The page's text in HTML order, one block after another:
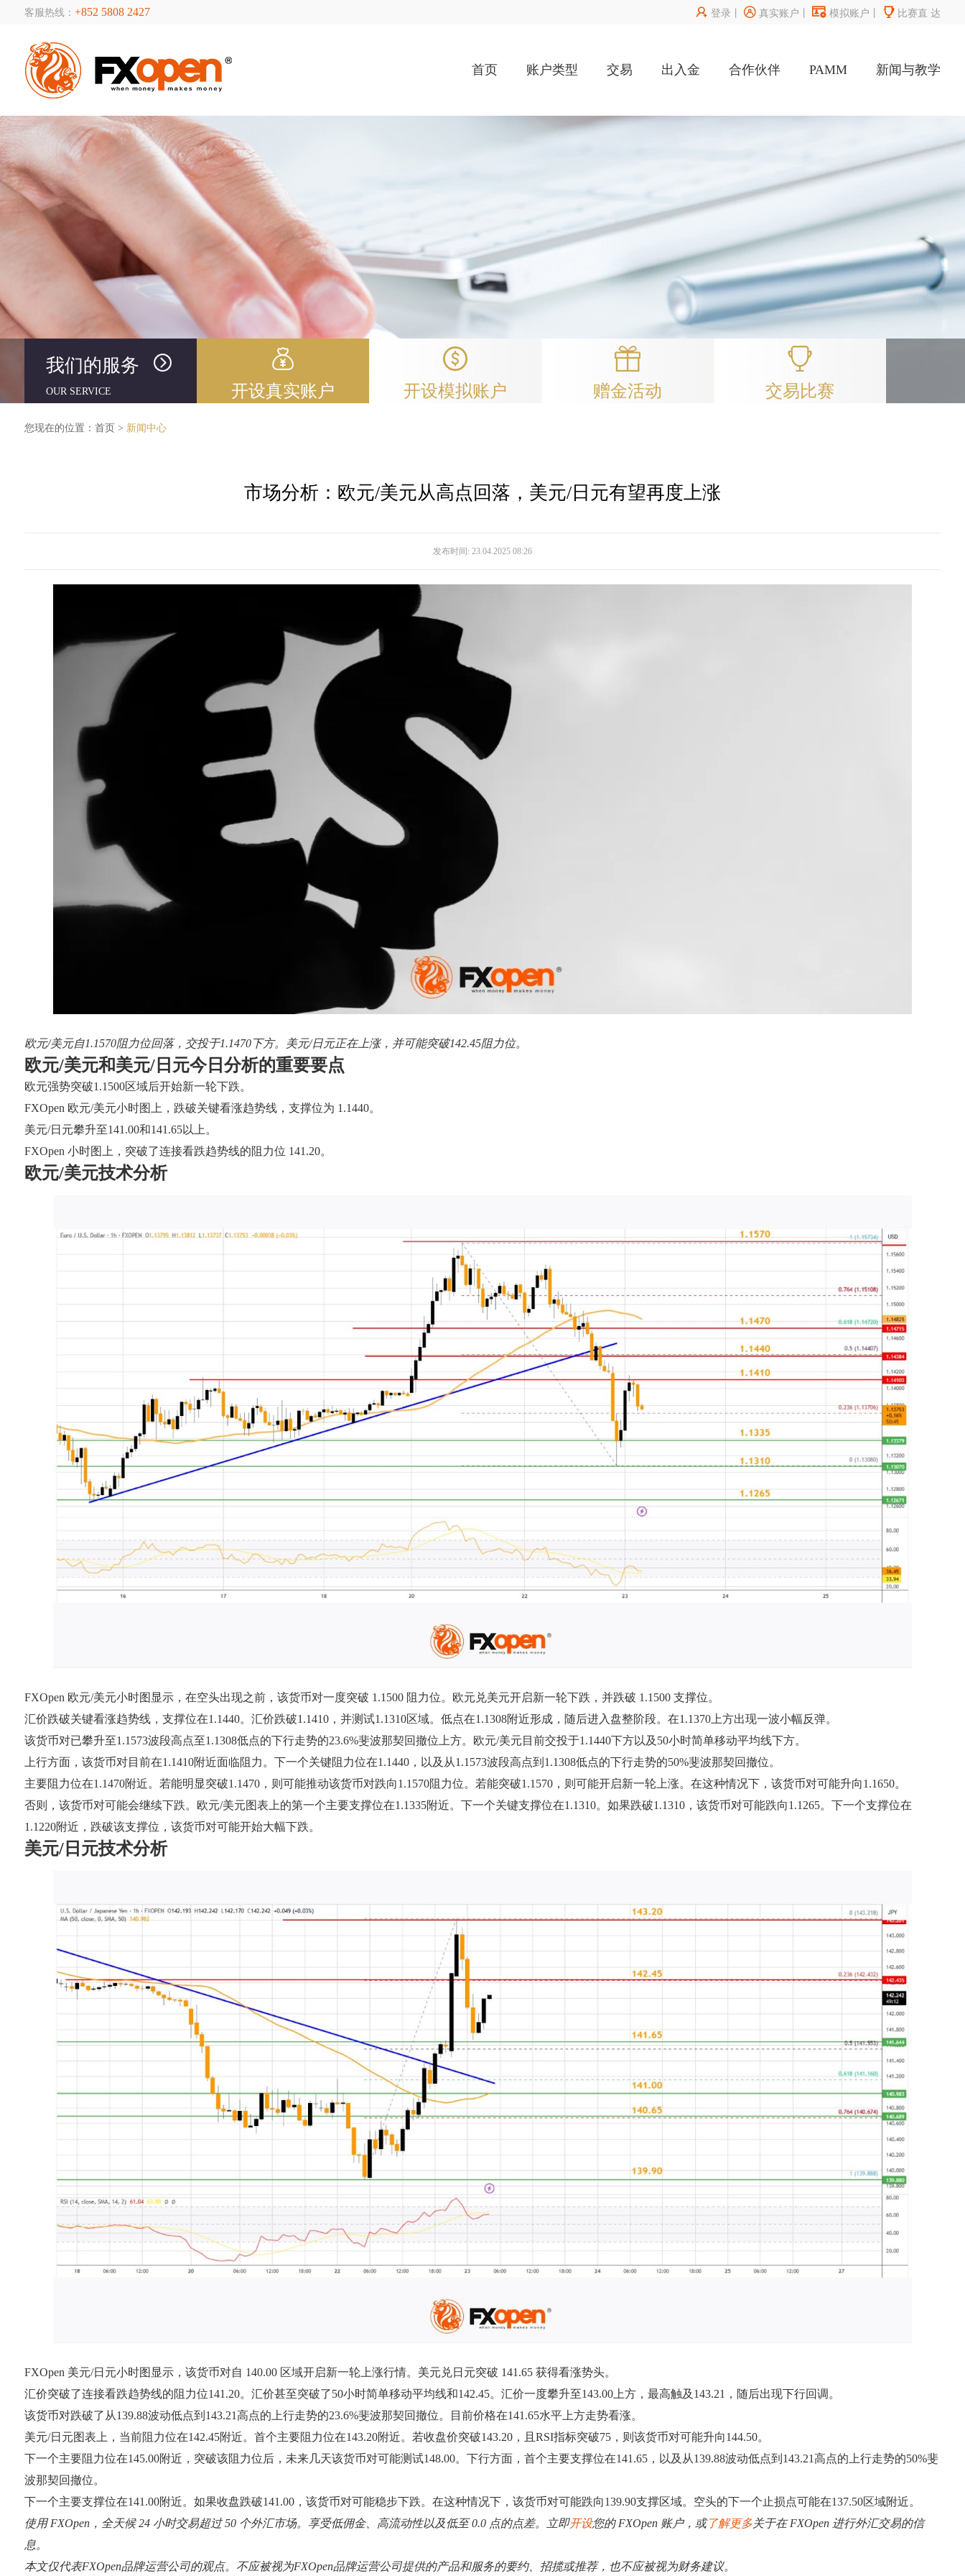
客服热线： +852 5808 2427  登录 丨 真实账户  模拟账户  比赛直 达
首页 账户类型 交易 出入金 合作伙伴 PAMM 新闻与教学
我们的服务
OUR SERVICE 开设真实账户 开设模拟账户 赠金活动 交易比赛
您现在的位置： 首页 > 新闻中心
市场分析：欧元/美元从高点回落，美元/日元有望再度上涨
发布时间: 23.04.2025 08:26
欧元/美元自1.1570阻力位回落，交投于1.1470下方。美元/日元正在上涨，并可能突破142.45阻力位。
欧元/美元和美元/日元今日分析的重要要点
欧元强势突破1.1500区域后开始新一轮下跌。
FXOpen 欧元/美元小时图上，跌破关键看涨趋势线，支撑位为 1.1440。
美元/日元攀升至141.00和141.65以上。
FXOpen 小时图上，突破了连接看跌趋势线的阻力位 141.20。
欧元/美元技术分析
FXOpen 欧元/美元小时图显示，在空头出现之前，该货币对一度突破 1.1500 阻力位。欧元兑美元开启新一轮下跌，并跌破 1.1500 支撑位。
汇价跌破关键看涨趋势线，支撑位在1.1440。汇价跌破1.1410，并测试1.1310区域。低点在1.1308附近形成，随后进入盘整阶段。在1.1370上方出现一波小幅反弹。
该货币对已攀升至1.1573波段高点至1.1308低点的下行走势的23.6%斐波那契回撤位上方。欧元/美元目前交投于1.1440下方以及50小时简单移动平均线下方。
上行方面，该货币对目前在1.1410附近面临阻力。下一个关键阻力位在1.1440，以及从1.1573波段高点到1.1308低点的下行走势的50%斐波那契回撤位。
主要阻力位在1.1470附近。若能明显突破1.1470，则可能推动该货币对跌向1.1570阻力位。若能突破1.1570，则可能开启新一轮上涨。在这种情况下，该货币对可能升向1.1650。
否则，该货币对可能会继续下跌。欧元/美元图表上的第一个主要支撑位在1.1335附近。下一个关键支撑位在1.1310。如果跌破1.1310，该货币对可能跌向1.1265。下一个支撑位在
1.1220附近，跌破该支撑位，该货币对可能开始大幅下跌。
美元/日元技术分析
FXOpen 美元/日元小时图显示，该货币对自 140.00 区域开启新一轮上涨行情。美元兑日元突破 141.65 获得看涨势头。
汇价突破了连接看跌趋势线的阻力位141.20。汇价甚至突破了50小时简单移动平均线和142.45。汇价一度攀升至143.00上方，最高触及143.21，随后出现下行回调。
该货币对跌破了从139.88波动低点到143.21高点的上行走势的23.6%斐波那契回撤位。目前价格在141.65水平上方走势看涨。
美元/日元图表上，当前阻力位在142.45附近。首个主要阻力位在143.20附近。若收盘价突破143.20，且RSI指标突破75，则该货币对可能升向144.50。
下一个主要阻力位在145.00附近，突破该阻力位后，未来几天该货币对可能测试148.00。下行方面，首个主要支撑位在141.65，以及从139.88波动低点到143.21高点的上行走势的50%斐
波那契回撤位。
下一个主要支撑位在141.00附近。如果收盘跌破141.00，该货币对可能稳步下跌。在这种情况下，该货币对可能跌向139.90支撑区域。空头的下一个止损点可能在137.50区域附近。
使用 FXOpen，全天候 24 小时交易超过 50 个外汇市场。享受低佣金、高流动性以及低至 0.0 点的点差。立即开设您的 FXOpen 账户，或了解更多关于在 FXOpen 进行外汇交易的信
息。
本文仅代表FXOpen品牌运营公司的观点。不应被视为FXOpen品牌运营公司提供的产品和服务的要约、招揽或推荐，也不应被视为财务建议。